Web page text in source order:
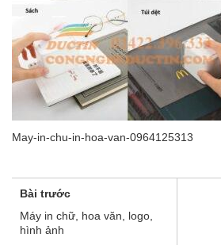
May-in-chu-in-hoa-van-0964125313
Bài trước
Máy in chữ, hoa văn, logo,
hình ảnh